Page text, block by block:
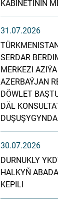
KABINETINIŇ
31.07.2026
SERDAR
MERKEZI
AZERBAÝJAN
DÖWLET
DÄL
30.07.2026
DURNUKLY
HALKYŇ
KEPILI